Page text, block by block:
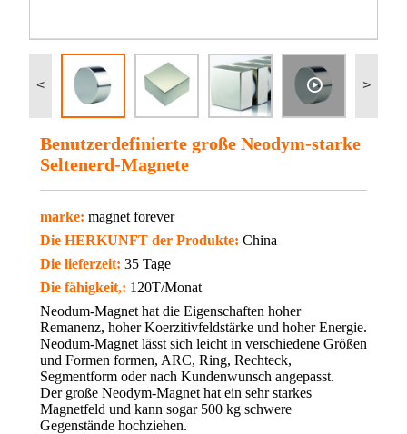
< >
Benutzerdefinierte große Neodym-starke
Seltenerd-Magnete
marke: magnet forever
Die HERKUNFT der Produkte: China
Die lieferzeit: 35 Tage
Die fähigkeit,: 120T/Monat
Neodum-Magnet hat die Eigenschaften hoher
Remanenz, hoher Koerzitivfeldstärke und hoher Energie.
Neodum-Magnet lässt sich leicht in verschiedene Größen
und Formen formen, ARC, Ring, Rechteck,
Segmentform oder nach Kundenwunsch angepasst.
Der große Neodym-Magnet hat ein sehr starkes
Magnetfeld und kann sogar 500 kg schwere
Gegenstände hochziehen.